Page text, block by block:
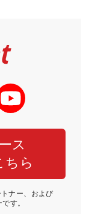
ス
ちら
ナー、および
す。